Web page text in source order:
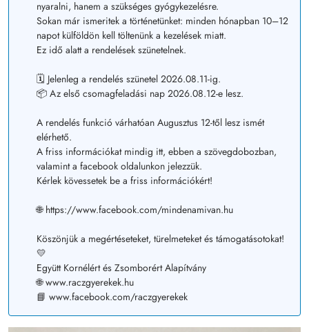
nyaralni, hanem a szükséges gyógykezelésre.
Sokan már ismeritek a történetünket: minden hónapban 10–12
napot külföldön kell töltenünk a kezelések miatt.
Ez idő alatt a rendelések szünetelnek.
🗓️ Jelenleg a rendelés szünetel 2026.08.11-ig.
📦 Az első csomagfeladási nap 2026.08.12-e lesz.
A rendelés funkció várhatóan Augusztus 12-től lesz ismét
elérhető.
A friss információkat mindig itt, ebben a szövegdobozban,
valamint a facebook oldalunkon jelezzük.
Kérlek kövessetek be a friss információkért!
🌐 https://www.facebook.com/mindenamivan.hu
Köszönjük a megértéseteket, türelmeteket és támogatásotokat!
💛
Együtt Kornélért és Zsomborért Alapítvány
🌐 www.raczgyerekek.hu
📘 www.facebook.com/raczgyerekek